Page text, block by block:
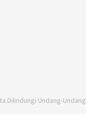
Dilindungi Undang-Undang